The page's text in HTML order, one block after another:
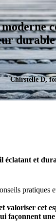
durable
Chirstelle D,
éclatant et
pratiques
valoriser cet
façonnent une